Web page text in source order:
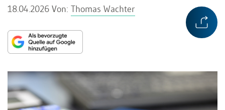
18.04.2026 Von: Thomas Wachter